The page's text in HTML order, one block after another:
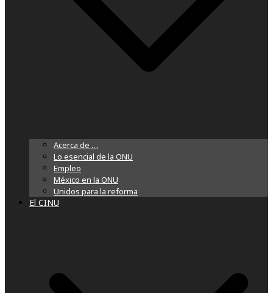
Acerca de …
Lo esencial de la ONU
Empleo
México en la ONU
Unidos para la reforma
El CINU